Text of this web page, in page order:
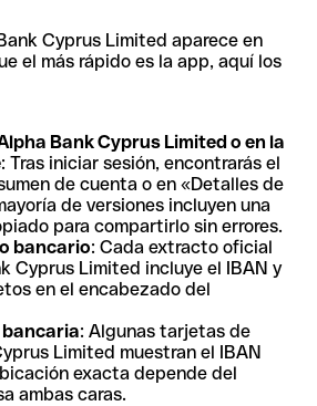
Cyprus Limited aparece en
el más rápido es la app, aquí los
Bank Cyprus Limited o en la
: Tras iniciar sesión, encontrarás el
de cuenta o en «Detalles de
de versiones incluyen una
para compartirlo sin errores.
bancario: Cada extracto oficial
Cyprus Limited incluye el IBAN y
en el encabezado del
: Algunas tarjetas de
Limited muestran el IBAN
exacta depende del
ambas caras.